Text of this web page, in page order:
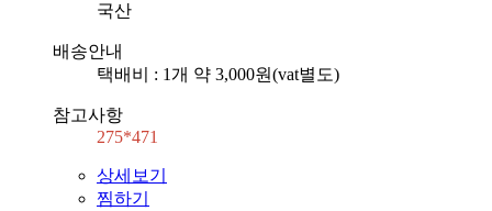
국산
배송안내
택배비 : 1개 약 3,000원(vat별도)
참고사항
275*471
상세보기
찜하기